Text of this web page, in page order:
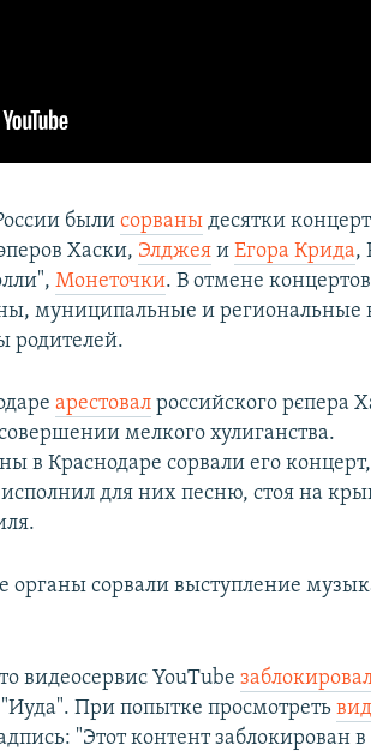
былисорваны десятки
Хаски, Элджея иЕгора Крида,
Монеточки. В отмене
муниципальные и региональные
родителей.
арестовал российского рєпера
мелкого хулиганства.
в Краснодаре сорвали его
для них песню, стоя на
органы сорвали выступление
видеосервис YouTube
При попытке просмотреть
"Этот контент заблокирован